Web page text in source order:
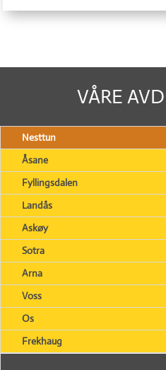
VÅRE
Nesttun
Åsane
Fyllingsdalen
Landås
Askøy
Sotra
Arna
Voss
Os
Frekhaug